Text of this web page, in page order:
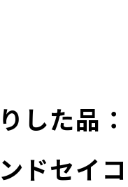
りした品
ドセイ